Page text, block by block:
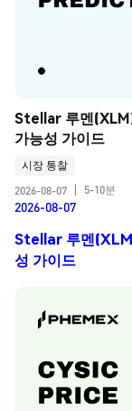
Stellar 루멘
가능성 가이드
시장 통찰
2026-08-07
5-10분
2026-08-07
Stellar 루멘
성 가이드